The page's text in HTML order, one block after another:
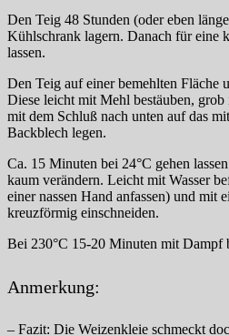
Den Teig 48 Stunden (oder eben
Kühlschrank lagern. Danach für eine
lassen.
Den Teig auf einer bemehlten Fläche
Diese leicht mit Mehl bestäuben,
mit dem Schluß nach unten auf das
Backblech legen.
Ca. 15 Minuten bei 24°C gehen
kaum verändern. Leicht mit Wasser
einer nassen Hand anfassen) und mit
kreuzförmig einschneiden.
Bei 230°C 15-20 Minuten mit Dampf
Anmerkung:
– Fazit: Die Weizenkleie schmeckt